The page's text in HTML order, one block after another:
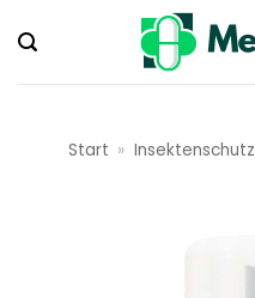
Inhalt
springen
Start » Insektenschutz